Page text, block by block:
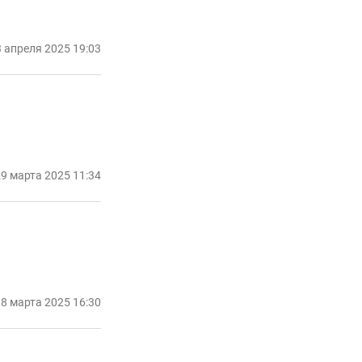
апреля 2025 19:03
марта 2025 11:34
8 марта 2025 16:30